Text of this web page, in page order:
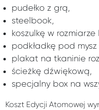
pudełko z grą,
steelbook,
koszulkę w rozmiarze
podkładkę pod mysz
plakat na tkaninie
ścieżkę dźwiękową,
specjalny box na
Koszt Edycji Atomowej